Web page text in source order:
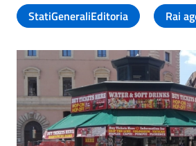
StatiGeneraliEditoria
Rai